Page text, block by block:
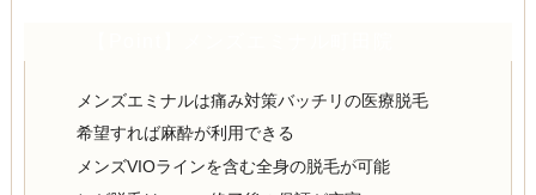
メンズエミナルは痛み対策バッチリの医療脱毛
希望すれば麻酔が利用できる
メンズVIOラインを含む全身の脱毛が可能